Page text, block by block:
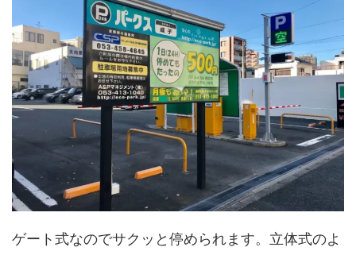
ゲート式なのでサクッと停められます。立体式のよ